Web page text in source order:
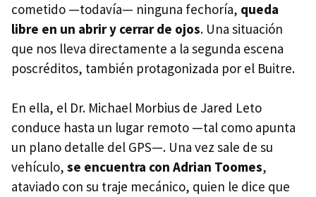
cometido —todavía— ninguna fechoría, queda
libre en un abrir y cerrar de ojos. Una situación
que nos lleva directamente a la segunda escena
poscréditos, también protagonizada por el Buitre.
En ella, el Dr. Michael Morbius de Jared Leto
conduce hasta un lugar remoto —tal como apunta
un plano detalle del GPS—. Una vez sale de su
vehículo, se encuentra con Adrian Toomes,
ataviado con su traje mecánico, quien le dice que